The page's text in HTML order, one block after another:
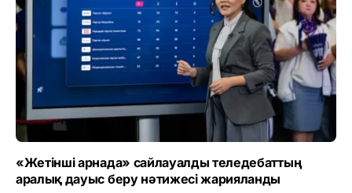
«Жетінші арнада» сайлауалды теледебаттың
аралық дауыс беру нәтижесі жарияланды